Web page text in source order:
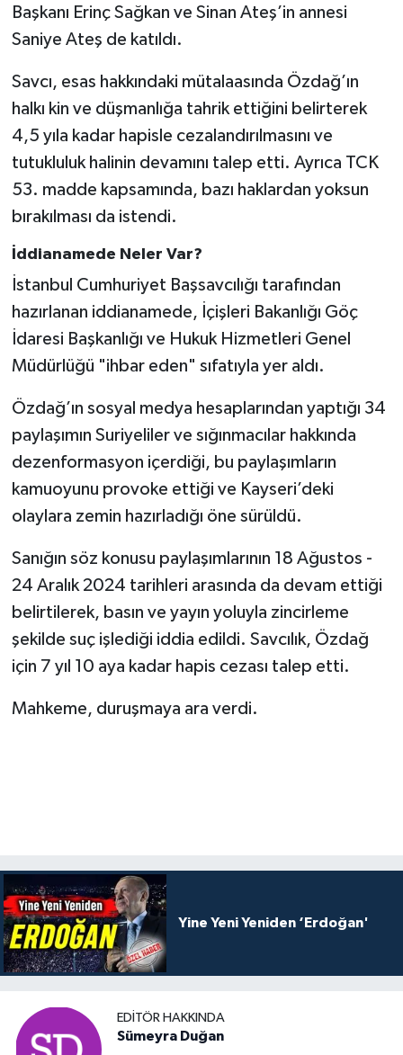
Başkanı Erinç Sağkan ve Sinan Ateş’in annesi
Saniye Ateş de katıldı.
Savcı, esas hakkındaki mütalaasında Özdağ’ın
halkı kin ve düşmanlığa tahrik ettiğini belirterek
4,5 yıla kadar hapisle cezalandırılmasını ve
tutukluluk halinin devamını talep etti. Ayrıca TCK
53. madde kapsamında, bazı haklardan yoksun
bırakılması da istendi.
İddianamede Neler Var?
İstanbul Cumhuriyet Başsavcılığı tarafından
hazırlanan iddianamede, İçişleri Bakanlığı Göç
İdaresi Başkanlığı ve Hukuk Hizmetleri Genel
Müdürlüğü "ihbar eden" sıfatıyla yer aldı.
Özdağ’ın sosyal medya hesaplarından yaptığı 34
paylaşımın Suriyeliler ve sığınmacılar hakkında
dezenformasyon içerdiği, bu paylaşımların
kamuoyunu provoke ettiği ve Kayseri’deki
olaylara zemin hazırladığı öne sürüldü.
Sanığın söz konusu paylaşımlarının 18 Ağustos -
24 Aralık 2024 tarihleri arasında da devam ettiği
belirtilerek, basın ve yayın yoluyla zincirleme
şekilde suç işlediği iddia edildi. Savcılık, Özdağ
için 7 yıl 10 aya kadar hapis cezası talep etti.
Mahkeme, duruşmaya ara verdi.
Yine Yeni Yeniden ‘Erdoğan'
EDITÖR HAKKINDA
Sümeyra Duğan